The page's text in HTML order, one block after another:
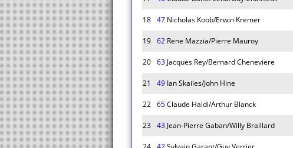
18 47 Nicholas Koob/Erwin Kremer
19 62 Rene Mazzia/Pierre Mauroy
20 63 Jacques Rey/Bernard Cheneviere
21
49 Ian Skailes/John Hine
22 65Claude Haldi/Arthur Blanck
23 43 Jean-Pierre Gaban/Willy Braillard